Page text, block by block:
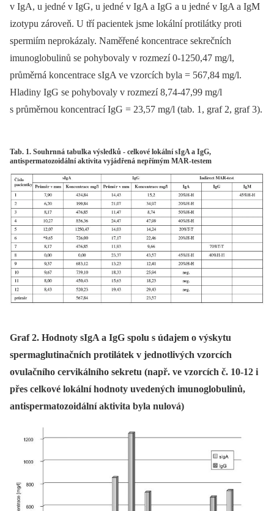
v IgA, u jedné v IgG, u jedné v IgA a IgG a u jedné v IgA a IgM
izotypu zároveň. U tří pacientek jsme lokální protilátky proti
spermiím neprokázaly. Naměřené koncentrace sekrečních
imunoglobulinů se pohybovaly v rozmezí 0-1250,47 mg/l,
průměrná koncentrace sIgA ve vzorcích byla = 567,84 mg/l.
Hladiny IgG se pohybovaly v rozmezí 8,74-47,99 mg/l
s průměrnou koncentrací IgG = 23,57 mg/l (tab. 1, graf 2, graf 3).
Tab. 1. Souhrnná tabulka výsledků - celkové lokální sIgA a IgG,
antispermatozoidální aktivita vyjádřená nepřímým MAR-testem
Graf 2. Hodnoty sIgA a IgG spolu s údajem o výskytu
spermaglutinačních protilátek v jednotlivých vzorcích
ovulačního cervikálního sekretu (např. ve vzorcích č. 10-12 i
přes celkové lokální hodnoty uvedených imunoglobulinů,
antispermatozoidální aktivita byla nulová)